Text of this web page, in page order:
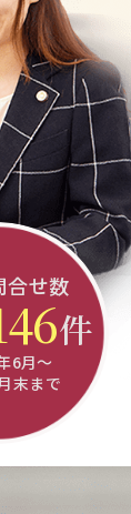
合せ数
件
6月～
末まで